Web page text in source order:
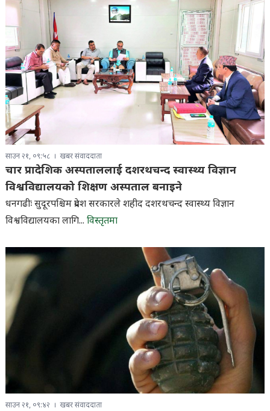
साउन २१, ०९:५८ खबर संवाददाता
चार प्रादेशिक अस्पताललाई दशरथचन्द स्वास्थ्य विज्ञान
विश्वविद्यालयको शिक्षण अस्पताल बनाइने
धनगढीः सुदूरपश्चिम प्रदेश सरकारले शहीद दशरथचन्द स्वास्थ्य विज्ञान
विश्वविद्यालयका लागि... विस्तृतमा
साउन २१, ०९:४२ खबर संवाददाता